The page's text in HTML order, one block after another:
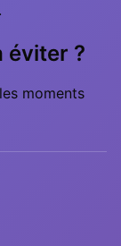
éviter ?
moments